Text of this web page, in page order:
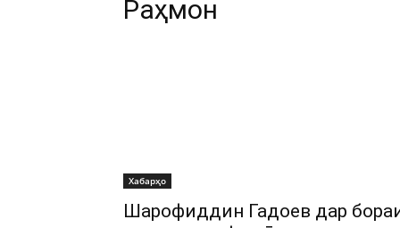
Раҳмон
Хабарҳо
Шарофиддин Гадоев дар